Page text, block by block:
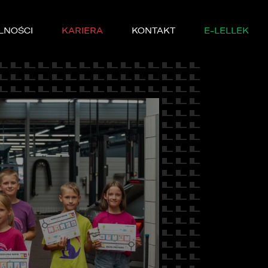
KARIERA KONTAKT E-LELLEK
MARKI
PRÓBNĄ